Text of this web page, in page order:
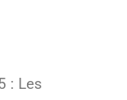
: Les